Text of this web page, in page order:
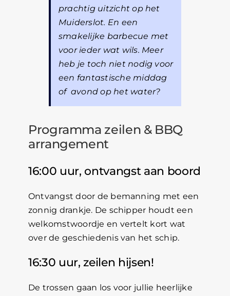
prachtig uitzicht op het
Muiderslot. En een
smakelijke barbecue met
voor ieder wat wils. Meer
heb je toch niet nodig voor
een fantastische middag
of avond op het water?
Programma zeilen & BBQ
arrangement
16:00 uur, ontvangst aan boord
Ontvangst door de bemanning met een
zonnig drankje. De schipper houdt een
welkomstwoordje en vertelt kort wat
over de geschiedenis van het schip.
16:30 uur, zeilen hijsen!
De trossen gaan los voor jullie heerlijke